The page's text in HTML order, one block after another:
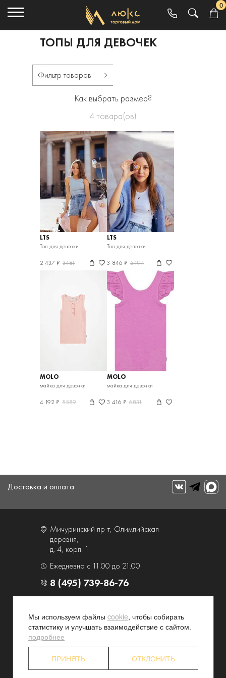
0
ТОПЫ ДЛЯ ДЕВОЧЕК
Фильтр товаров
Как выбрать размер?
4товара(ов)
LTS
Топ для девочки
2 437 ₽ 3481
LTS
Топ для девочки
3 846 ₽ 5494
MOLO
майка для девочки
4 192 ₽ 5589
MOLO
майка для девочки
3 416 ₽ 6831
Доставка и оплата
Мичуринский пр-т, Олимпийская
деревня,
д. 4, корп. 1
Ежедневно с 11.00 до 21.00
8 (495) 739-86-76
Контакты и схема проезда
Наши преимущества
Программа лояльности
Партнерские программы
Конфиденциальность
Акционерам
Мы используем файлы cookie, чтобы собирать
статистику и улучшать взаимодействие с сайтом.
подробнее
ПРИНЯТЬ ОТКЛОНИТЬ